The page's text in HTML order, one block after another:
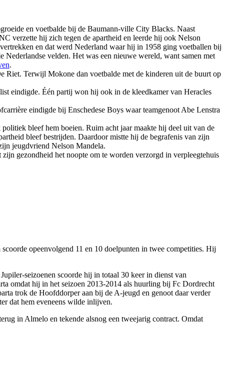
en voetbalde bij de Baumann-ville City Blacks. Naast
verzette hij zich tegen de apartheid en leerde hij ook Nelson
en dat werd Nederland waar hij in 1958 ging voetballen bij
velden. Het was een nieuwe wereld, want samen met
.
Riet. Terwijl Mokone dan voetbalde met de kinderen uit de buurt op
eindigde. Één partij won hij ook in de kleedkamer van Heracles
eindigde bij Enschedese Boys waar teamgenoot Abe Lenstra
bleef hem boeien. Ruim acht jaar maakte hij deel uit van de
bleef bestrijden. Daardoor mistte hij de begrafenis van zijn
jeugdvriend Nelson Mandela.
gezondheid het noopte om te worden verzorgd in verpleegtehuis
opeenvolgend 11 en 10 doelpunten in twee competities. Hij
seizoenen scoorde hij in totaal 30 keer in dienst van
omdat hij in het seizoen 2013-2014 als huurling bij Fc Dordrecht
trok de Hoofddorper aan bij de A-jeugd en genoot daar verder
dat hem eveneens wilde inlijven.
in Almelo en tekende alsnog een tweejarig contract. Omdat